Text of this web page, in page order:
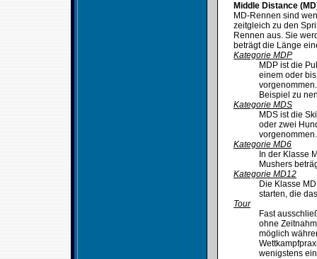
Middle Distance
MD-Rennen sind
zeitgleich zu den
Rennen aus. Sie
beträgt die Länge
Kategorie MDP
MDP ist die
einem oder
Beispiel zu
Kategorie MDS
MDS ist die
oder zwei
Kategorie MD6
In der Klasse
Mushers
Kategorie MD12
Die Klasse
starten, die
Tour
Fast
ohne
möglich
wenigstens